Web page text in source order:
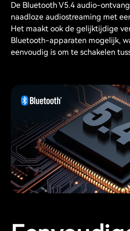
De Bluetooth V5.4 audio-
naadloze audiostreaming met
Het maakt ook de gelijktijdige
Bluetooth-apparaten mogelijk,
eenvoudig is om te schakelen